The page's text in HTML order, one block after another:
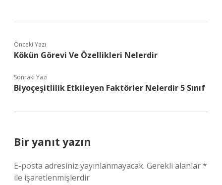
Önceki Yazı
Kökün Görevi Ve Özellikleri Nelerdir
Sonraki Yazı
Biyoçeşitlilik Etkileyen Faktörler Nelerdir 5 Sınıf
Bir yanıt yazın
E-posta adresiniz yayınlanmayacak. Gerekli alanlar*
ile işaretlenmişlerdir